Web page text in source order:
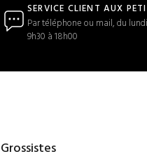
SERVICE CLIENT AUX
Par téléphone ou mail, du
9h30 à 18h00
Grossistes